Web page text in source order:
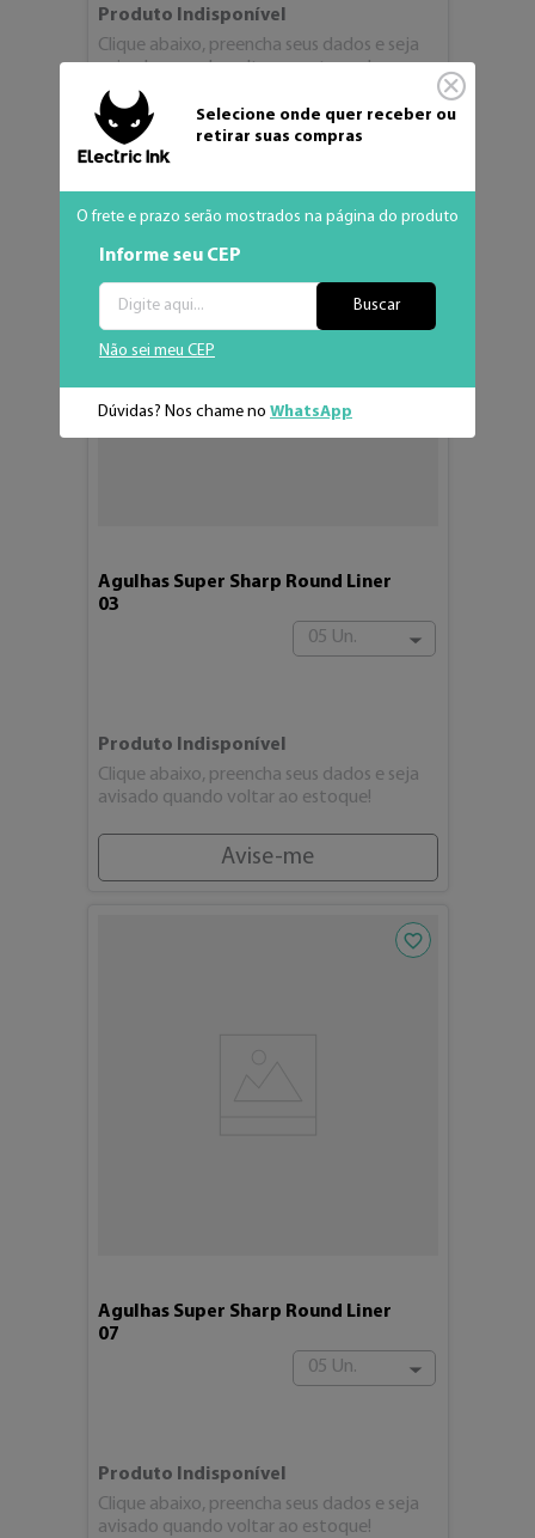
Produto Indisponível
Clique abaixo, preencha seus dados e seja
avisado quando voltar ao estoque!
Avise-me
Agulhas Super Sharp Round Liner
03
05 Un.
Produto Indisponível
Clique abaixo, preencha seus dados e seja
avisado quando voltar ao estoque!
Avise-me
Adicionar aos
Agulhas Super Sharp Round Liner
07
05 Un.
Produto Indisponível
Clique abaixo, preencha seus dados e seja
avisado quando voltar ao estoque!
Selecione onde quer receber ou
retirar suas compras
O frete e prazo serão mostrados na página do produto
Informe seu CEP
Buscar
Não sei meu CEP
Dúvidas? Nos chame no WhatsApp